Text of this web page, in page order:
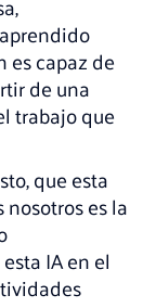
capaz de
de una
trabajo que
que esta
es la
IA en el